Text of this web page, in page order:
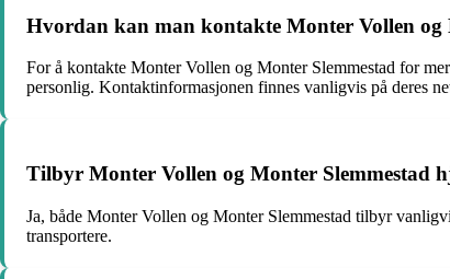
Hvordan kan man kontakte Monter Vollen
For å kontakte Monter Vollen og Monter Slemmestad for
personlig. Kontaktinformasjonen finnes vanligvis på deres
Tilbyr Monter Vollen og Monter Slemmestad
Ja, både Monter Vollen og Monter Slemmestad tilbyr
transportere.